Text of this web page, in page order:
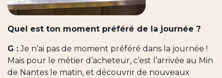
Quel est ton moment préféré de la journée ?
G :Je n’ai pas de moment préféré dans la journée !
Mais pour le métier d’acheteur, c’est l’arrivée au Min
de Nantes le matin, et découvrir de nouveaux